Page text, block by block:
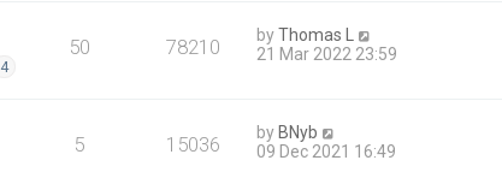
4
50 78210 byThomas L
21 Mar 2022 23:59
5 15036 by BNyb
09 Dec 2021 16:49